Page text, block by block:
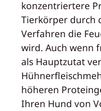
konzentriertere
Tierkörper durch
Verfahren die
wird. Auch wenn
als Hauptzutat
höheren
Ihren Hund von